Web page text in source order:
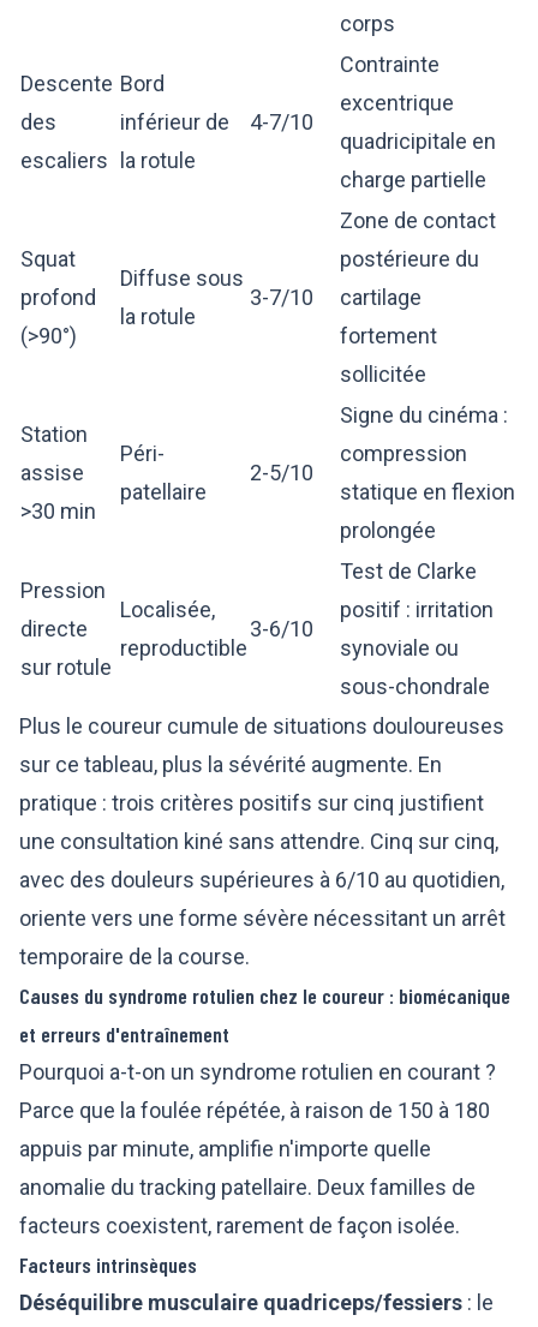
corps
Descente
des
escaliers
Bord
inférieur de
la rotule
4-7/10
Contrainte
excentrique
quadricipitale en
charge partielle
Squat
profond
(>90°)
Diffuse sous
la rotule
3-7/10
Zone de contact
postérieure du
cartilage
fortement
sollicitée
Station
assise
>30 min
Péri-
patellaire
2-5/10
Signe du cinéma :
compression
statique en flexion
prolongée
Pression
directe
sur rotule
Localisée,
reproductible
3-6/10
Test de Clarke
positif : irritation
synoviale ou
sous-chondrale
Plus le coureur cumule de situations douloureuses
sur ce tableau, plus la sévérité augmente. En
pratique : trois critères positifs sur cinq justifient
une consultation kiné sans attendre. Cinq sur cinq,
avec des douleurs supérieures à 6/10 au quotidien,
oriente vers une forme sévère nécessitant un arrêt
temporaire de la course.
Causes du syndrome rotulien chez le coureur : biomécanique
et erreurs d'entraînement
Pourquoi a-t-on un syndrome rotulien en courant ?
Parce que la foulée répétée, à raison de 150 à 180
appuis par minute, amplifie n'importe quelle
anomalie du tracking patellaire. Deux familles de
facteurs coexistent, rarement de façon isolée.
Facteurs intrinsèques
Déséquilibre musculaire quadriceps/fessiers : le